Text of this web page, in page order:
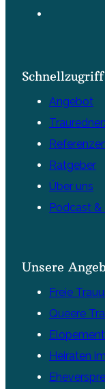
Schnellzugriff
Angebot
Ratgeber
Über uns
Podcast
Unsere
Freie
Queere
Heiraten